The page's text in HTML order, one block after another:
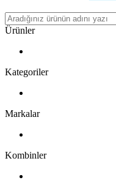
Ürünler
Kategoriler
Markalar
Kombinler